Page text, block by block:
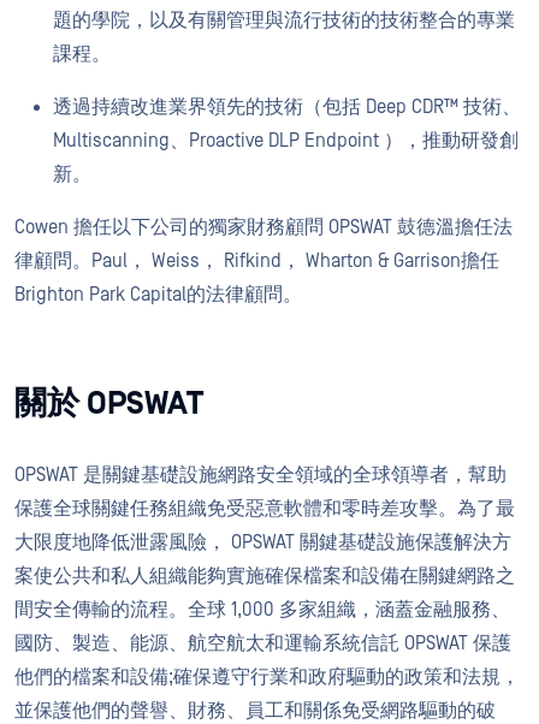
題的學院，以及有關管理與流行技術的技術整合的專業
課程。
透過持續改進業界領先的技術（包括 Deep CDR™ 技術、
Multiscanning、Proactive DLP Endpoint ），推動研發創
新。
Cowen 擔任以下公司的獨家財務顧問 OPSWAT 鼓德溫擔任法
律顧問。Paul， Weiss， Rifkind， Wharton & Garrison擔任
Brighton Park Capital的法律顧問。
關於 OPSWAT
OPSWAT 是關鍵基礎設施網路安全領域的全球領導者，幫助
保護全球關鍵任務組織免受惡意軟體和零時差攻擊。為了最
大限度地降低泄露風險， OPSWAT 關鍵基礎設施保護解決方
案使公共和私人組織能夠實施確保檔案和設備在關鍵網路之
間安全傳輸的流程。全球 1,000 多家組織，涵蓋金融服務、
國防、製造、能源、航空航太和運輸系統信託 OPSWAT 保護
他們的檔案和設備;確保遵守行業和政府驅動的政策和法規，
並保護他們的聲譽、財務、員工和關係免受網路驅動的破